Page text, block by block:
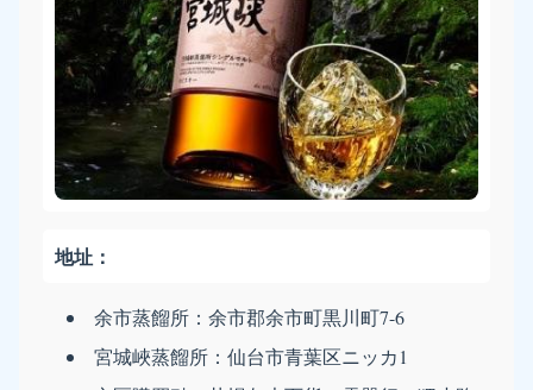
地址：
余市蒸餾所：余市郡余市町黒川町7-6
宮城峽蒸餾所：仙台市青葉区ニッカ1